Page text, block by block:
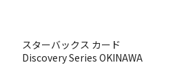
スターバックス カード
Discovery Series OKINAWA